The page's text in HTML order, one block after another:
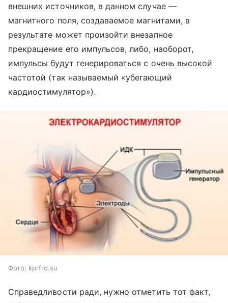
внешних источников, в данном случае —
магнитного поля, создаваемое магнитами, в
результате может произойти внезапное
прекращение его импульсов, либо, наоборот,
импульсы будут генерироваться с очень высокой
частотой (так называемый «убегающий
кардиостимулятор»).
Фото: kprfrd.su
Справедливости ради, нужно отметить тот факт,